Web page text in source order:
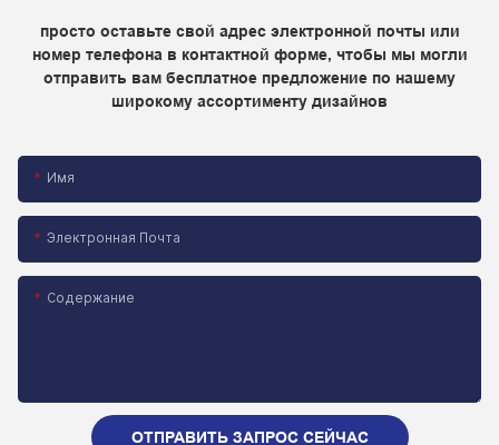
просто оставьте свой адрес электронной почты или
номер телефона в контактной форме, чтобы мы могли
отправить вам бесплатное предложение по нашему
широкому ассортименту дизайнов
Имя
Электронная Почта
Содержание
ОТПРАВИТЬ ЗАПРОС СЕЙЧАС